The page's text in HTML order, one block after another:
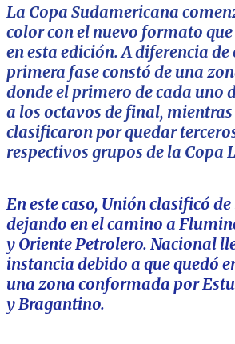
La Copa Sudamericana
color con el nuevo formato
en esta edición. A diferencia
primera fase constó de una
donde el primero de cada uno
a los octavos de final,
clasificaron por quedar
respectivos grupos de la Copa
En este caso, Unión clasificó
dejando en el camino a
y Oriente Petrolero. Nacional
instancia debido a que quedó
una zona conformada por
y Bragantino.